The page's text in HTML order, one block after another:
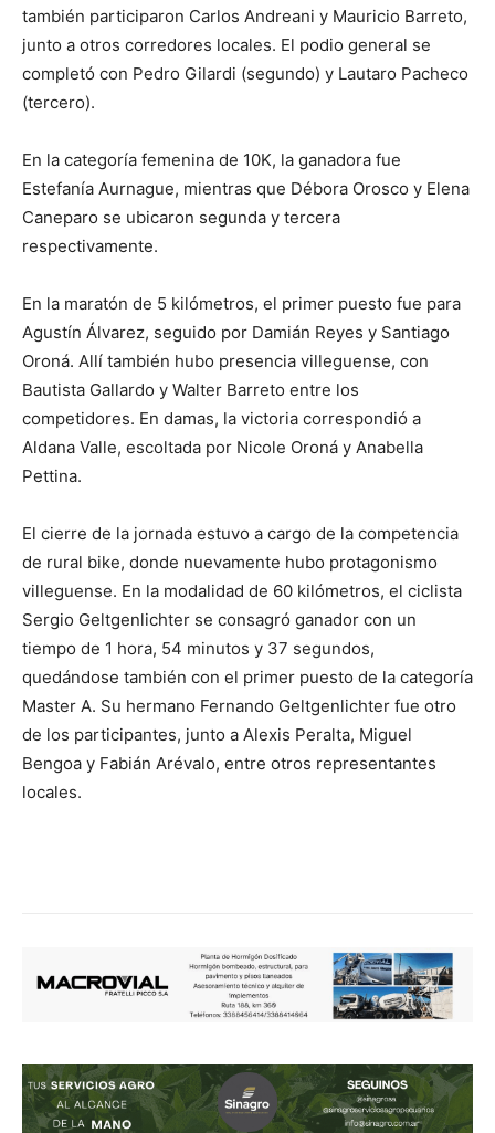
también participaron Carlos Andreani y Mauricio Barreto,
junto a otros corredores locales. El podio general se
completó con Pedro Gilardi (segundo) y Lautaro Pacheco
(tercero).
En la categoría femenina de 10K, la ganadora fue
Estefanía Aurnague, mientras que Débora Orosco y Elena
Caneparo se ubicaron segunda y tercera
respectivamente.
En la maratón de 5 kilómetros, el primer puesto fue para
Agustín Álvarez, seguido por Damián Reyes y Santiago
Oroná. Allí también hubo presencia villeguense, con
Bautista Gallardo y Walter Barreto entre los
competidores. En damas, la victoria correspondió a
Aldana Valle, escoltada por Nicole Oroná y Anabella
Pettina.
El cierre de la jornada estuvo a cargo de la competencia
de rural bike, donde nuevamente hubo protagonismo
villeguense. En la modalidad de 60 kilómetros, el ciclista
Sergio Geltgenlichter se consagró ganador con un
tiempo de 1 hora, 54 minutos y 37 segundos,
quedándose también con el primer puesto de la categoría
Master A. Su hermano Fernando Geltgenlichter fue otro
de los participantes, junto a Alexis Peralta, Miguel
Bengoa y Fabián Arévalo, entre otros representantes
locales.